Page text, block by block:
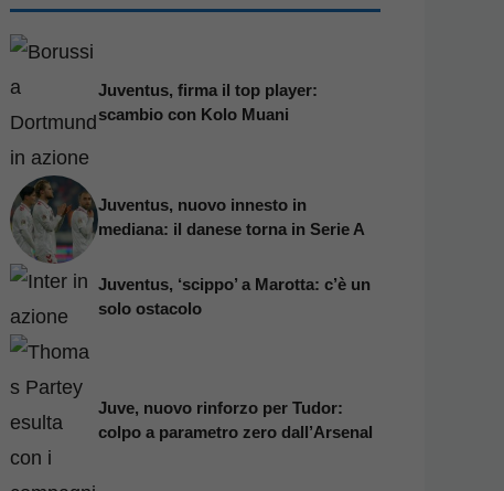
Juventus, firma il top player:
scambio con Kolo Muani
Juventus, nuovo innesto in
mediana: il danese torna in Serie A
Juventus, ‘scippo’ a Marotta: c’è un
solo ostacolo
Juve, nuovo rinforzo per Tudor:
colpo a parametro zero dall’Arsenal